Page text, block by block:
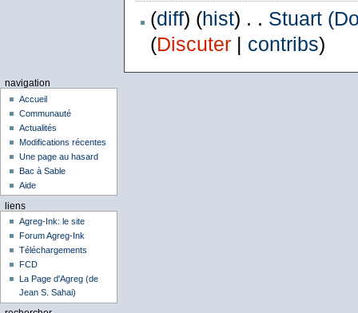
(diff) (hist) . . Stuart
(Discuter| contribs)
navigation
Accueil
Communauté
Actualités
Modifications récentes
Une page au hasard
Bac à Sable
Aide
liens
Agreg-Ink: le site
Forum Agreg-Ink
Téléchargements
FCD
La Page d'Agreg (de
Jean S. Sahai)